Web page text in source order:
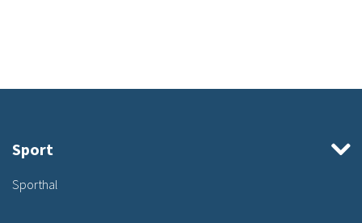
Sport
Sporthal